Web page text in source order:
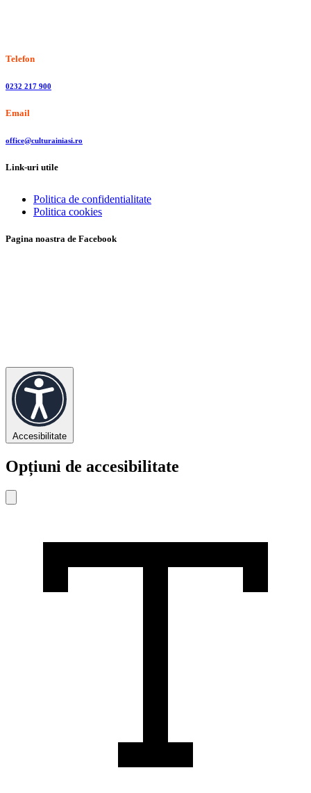
Telefon
0232 217 900
Email
office@culturainiasi.ro
Link-uri utile
Politica de confidentialitate
Politica cookies
Pagina noastra de Facebook
Accesibilitate
Opțiuni de accesibilitate